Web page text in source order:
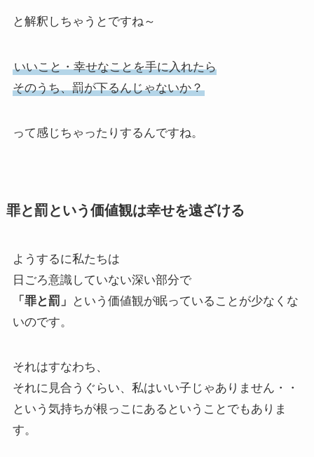
と解釈しちゃうとですね～
いいこと・幸せなことを手に入れたら
そのうち、罰が下るんじゃないか？
って感じちゃったりするんですね。
罪と罰という価値観は幸せを遠ざける
ようするに私たちは
日ごろ意識していない深い部分で
「罪と罰」
という価値観が眠っていることが少なくな
いのです。
それはすなわち、
それに見合うぐらい、私はいい子じゃありません・・
という気持ちが根っこにあるということでもありま
す。